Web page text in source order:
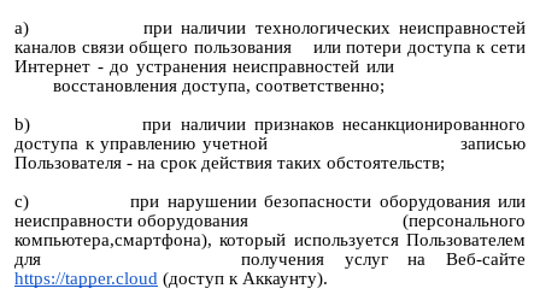
a) при наличии технологических неисправностей
каналов связи общего пользования или потери доступа к сети
Интернет - до устранения неисправностей или
восстановления доступа, соответственно;
b) при наличии признаков несанкционированного
доступа к управлению учетной записью
Пользователя - на срок действия таких обстоятельств;
c) при нарушении безопасности оборудования или
неисправности оборудования (персонального
компьютера,смартфона), который используется Пользователем
для получения услуг на Веб-сайте
https://tapper.cloud (доступ к Аккаунту).